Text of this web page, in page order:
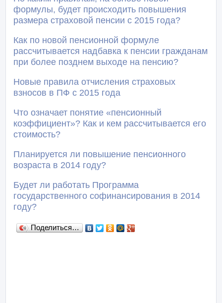
формулы, будет происходить повышения
размера страховой пенсии с 2015 года?
Как по новой пенсионной формуле
рассчитывается надбавка к пенсии гражданам
при более позднем выходе на пенсию?
Новые правила отчисления страховых
взносов в ПФ с 2015 года
Что означает понятие «пенсионный
коэффициент»? Как и кем рассчитывается его
стоимость?
Планируется ли повышение пенсионного
возраста в 2014 году?
Будет ли работать Программа
государственного софинансирования в 2014
году?
Поделиться…